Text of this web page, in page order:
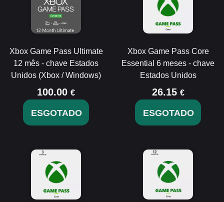
Xbox Game Pass Ultimate
12 mês - chave Estados
Unidos (Xbox / Windows)
100.00 €
ESGOTADO
Xbox Game Pass Core
Essential 6 meses - chave
Estados Unidos
26.15 €
ESGOTADO